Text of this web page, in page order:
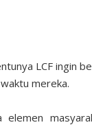
LCF ingin
mereka.
elemen